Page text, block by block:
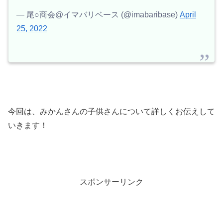
— 尾○商会@イマバリベース (@imabaribase) April
25, 2022
今回は、みかんさんの子供さんについて詳しくお伝えして
いきます！
スポンサーリンク